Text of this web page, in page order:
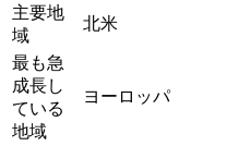
主要地
域
北米
最も急
成長し
ている
地域
ヨーロッパ